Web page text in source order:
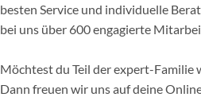
besten Service und individuelle
bei uns über 600 engagierte
Möchtest du Teil der expert-Familie
Dann freuen wir uns auf deine